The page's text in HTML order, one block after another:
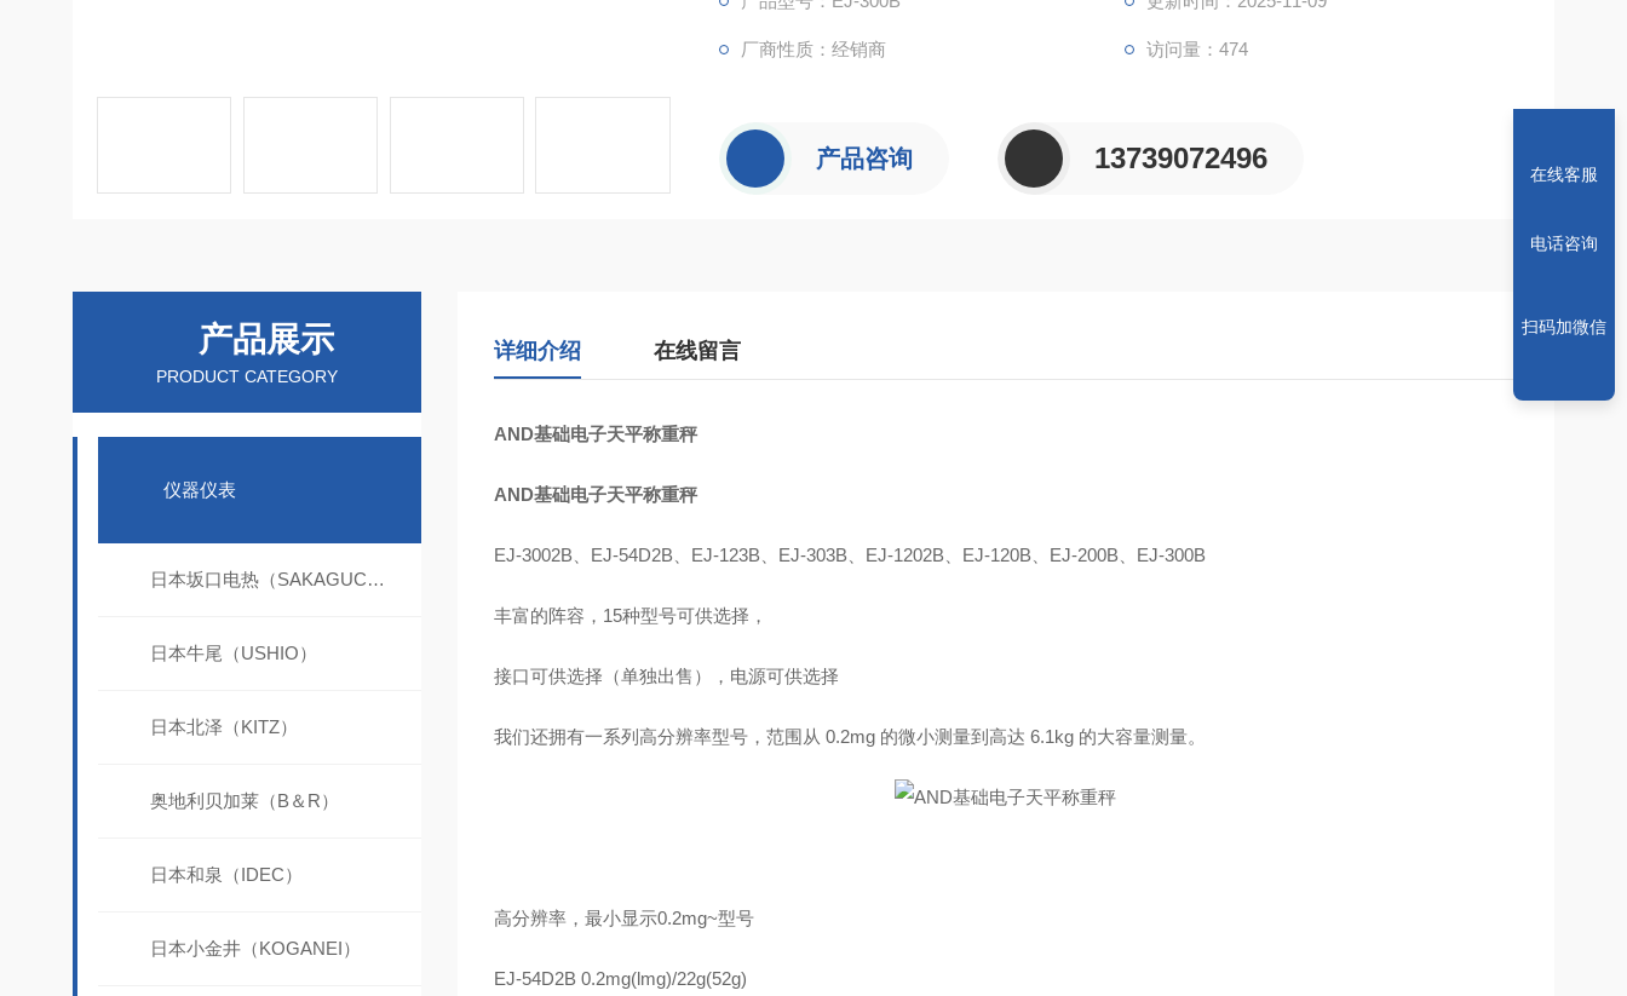
厂商性质：经销商 访问量：474
产品咨询 13739072496
产品展示
PRODUCT CATEGORY
仪器仪表
日本坂口电热（SAKAGUCHI）
日本牛尾（USHIO）
日本北泽（KITZ）
奥地利贝加莱（B＆R）
日本和泉（IDEC）
日本小金井（KOGANEI）
详细介绍 在线留言
AND基础电子天平称重秤
AND基础电子天平称重秤
EJ-3002B、EJ-54D2B、EJ-123B、EJ-303B、EJ-1202B、EJ-120B、EJ-200B、EJ-300B
丰富的阵容，15种型号可供选择，
接口可供选择（单独出售），电源可供选择
我们还拥有一系列高分辨率型号，范围从 0.2mg 的微小测量到高达 6.1kg 的大容量测量。
高分辨率，最小显示0.2mg~型号
EJ-54D2B 0.2mg(lmg)/22g(52g)
在线客服
电话咨询
扫码加微信